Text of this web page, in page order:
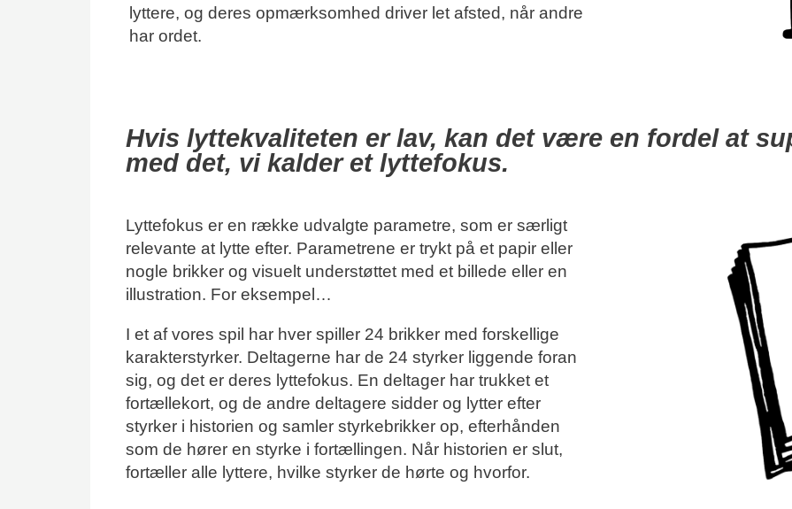
lyttere, og deres opmærksomhed driver let afsted, når andre
har ordet.
Hvis lyttekvaliteten er lav, kan det være en fordel at
med det, vi kalder et lyttefokus.
Lyttefokus er en række udvalgte parametre, som er særligt
relevante at lytte efter. Parametrene er trykt på et papir eller
nogle brikker og visuelt understøttet med et billede eller en
illustration. For eksempel…
I et af vores spil har hver spiller 24 brikker med forskellige
karakterstyrker. Deltagerne har de 24 styrker liggende foran
sig, og det er deres lyttefokus. En deltager har trukket et
fortællekort, og de andre deltagere sidder og lytter efter
styrker i historien og samler styrkebrikker op, efterhånden
som de hører en styrke i fortællingen. Når historien er slut,
fortæller alle lyttere, hvilke styrker de hørte og hvorfor.